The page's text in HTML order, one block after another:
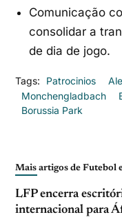
Comunicação
consolidar a
de dia de jogo.
Tags: Patrocinios
Monchengladbach
Borussia Park
Mais artigos de Futebol
LFP encerra
internacional para